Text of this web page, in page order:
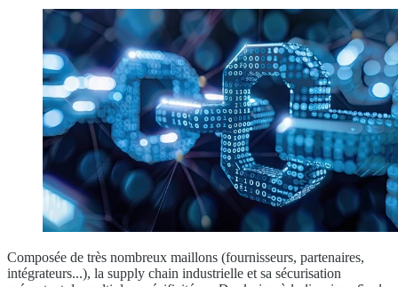
Composée de très nombreux maillons (fournisseurs, partenaires,
intégrateurs...), la supply chain industrielle et sa sécurisation